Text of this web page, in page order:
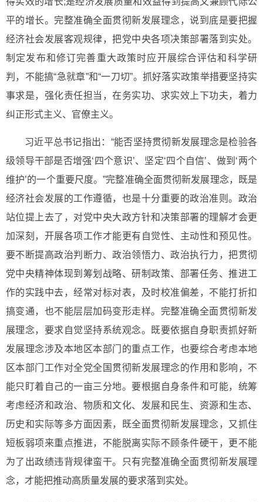
平的增长。完整准确全面贯彻新发展理念，说到底是要把握
经济社会发展客观规律，把党中央各项决策部署落到实处。
制定发布和修订完善重大政策时应开展综合评估和科学研
判，不能搞“急就章”和“一刀切”。抓好落实政策举措要坚持实
事求是，强化责任担当，在务实功、求实效上下功夫，着力
纠正形式主义、官僚主义。
习近平总书记指出：“能否坚持贯彻新发展理念是检验各
级领导干部是否增强‘四个意识’、坚定‘四个自信’、做到‘两个
维护’的一个重要尺度。”完整准确全面贯彻新发展理念，既是
经济社会发展的工作遵循，也是十分重要的政治准则。政治
站位提上去了，对党中央大政方针和决策部署的理解才会更
加深刻，开展各项工作才能更有自觉性、主动性和预见性。
要不断提高政治判断力、政治领悟力、政治执行力，把贯彻
党中央精神体现到筹划战略、研制政策、部署任务、推进工
作的实践中去，经常对标对表，及时校准偏差，不能打折扣
搞变通，也不能层层加码变形走样。完整准确全面贯彻新发
展理念，要求自觉坚持系统观念。既要依据自身职责抓好新
发展理念涉及本地区本部门的重点工作，也要综合考虑本地
区本部门工作对全党全国贯彻新发展理念的作用和影响，不
能只盯着自己的一亩三分地。要根据自身条件和可能，统筹
考虑经济和政治、物质和文化、发展和民生、资源和生态、
历史和实际等多方面因素，既全面贯彻新发展理念，又抓住
短板弱项来重点推进，不能脱离实际不顾条件硬干，更不能
为了出政绩违背规律蛮干。只有完整准确全面贯彻新发展理
念，才能把推动高质量发展的要求落到实处。